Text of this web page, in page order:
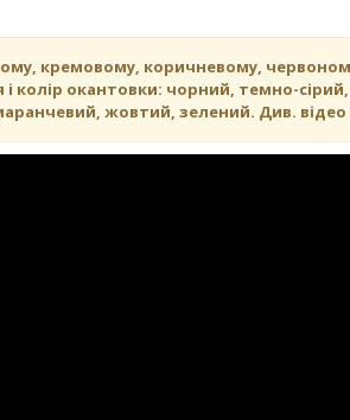
кремовому, коричневому,
колір окантовки: чорний, темно-сірий,
жовтий, зелений. Див. відео